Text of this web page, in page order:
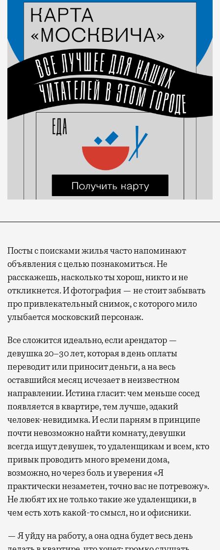
Посты с поисками жилья часто напоминают
объявления с целью познакомиться. Не
расскажешь, насколько ты хорош, никто и не
откликнется. И фотография — не стоит забывать
про привлекательный снимок, с которого мило
улыбается московский персонаж.
Все сложится идеально, если арендатор —
девушка 20–30 лет, которая в день оплаты
переводит или приносит деньги, а на весь
оставшийся месяц исчезает в неизвестном
направлении. Истина гласит: чем меньше сосед
появляется в квартире, тем лучше, эдакий
человек-невидимка. И если парням в принципе
почти невозможно найти комнату, девушки
всегда ищут девушек, то удаленщикам и всем, кто
привык проводить много времени дома,
возможно, но через боль и уверения «Я
практически незаметен, точно вас не потревожу».
Не любят их не только такие же удаленщики, в
чем есть хоть какой-то смысл, но и офисники.
— Я уйду на работу, а она одна будет весь день